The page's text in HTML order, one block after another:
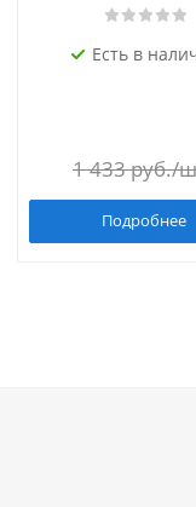
Есть в
1 433руб./
Подробнее